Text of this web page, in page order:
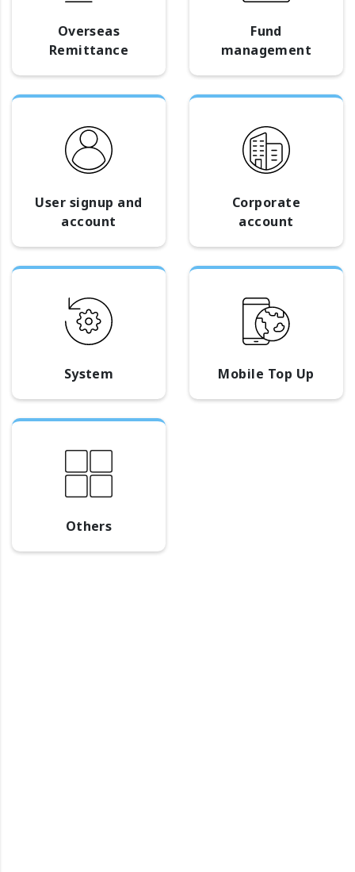
Overseas
Remittance
Fund
management
User signup and
account
Corporate
account
System Mobile Top Up
Others